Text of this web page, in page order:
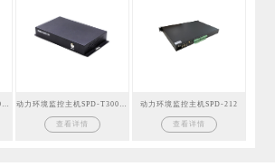
查看详情
动力环境监控主机SPD-212
查看详情